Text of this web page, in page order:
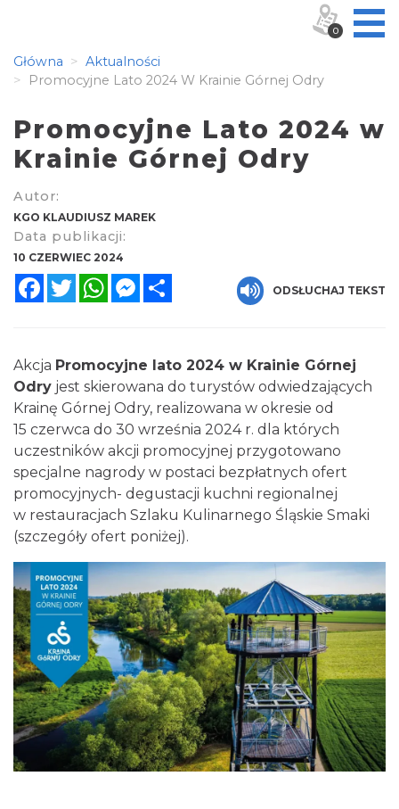
Główna
Aktualności
Promocyjne Lato 2024 W Krainie Górnej Odry
Promocyjne Lato 2024 w
Krainie Górnej Odry
Autor:
KGO KLAUDIUSZ MAREK
Data publikacji:
10 CZERWIEC 2024
FacebookTwitterWhatsAppMessenger
ODSŁUCHAJ TEKST
Akcja Promocyjne lato 2024 w Krainie Górnej
Odry jest skierowana do turystów odwiedzających
Krainę Górnej Odry, realizowana w okresie od
15 czerwca do 30 września 2024 r. dla których
uczestników akcji promocyjnej przygotowano
specjalne nagrody w postaci bezpłatnych ofert
promocyjnych- degustacji kuchni regionalnej
w restauracjach Szlaku Kulinarnego Śląskie Smaki
(szczegóły ofert poniżej).
0